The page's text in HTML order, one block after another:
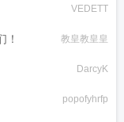
VEDETT
！ 教皇教皇皇
DarcyK
popofyhrfp